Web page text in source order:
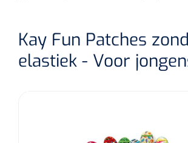
Chirurgisch materiaal
Diagnostiek
FILTEREN
Kay Fun Patches
elastiek - Voor